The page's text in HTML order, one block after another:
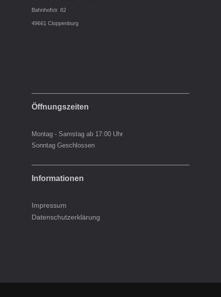
Bahnhofstr. 82
49661 Cloppenburg
Öffnungszeiten
Montag - Samstag ab 17:00 Uhr
Sonntag Geschlossen
Informationen
Impressum
Datenschutzerklärung